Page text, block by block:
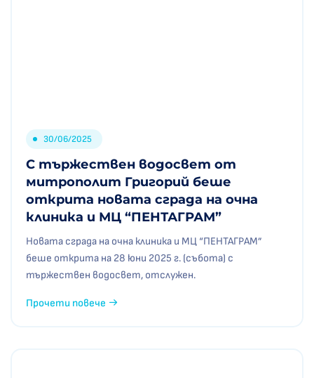
30/06/2025
С тържествен водосвет от
митрополит Григорий беше
открита новата сграда на очна
клиника и МЦ “ПЕНТАГРАМ”
Новата сграда на очна клиника и МЦ “ПЕНТАГРАМ”
беше открита на 28 юни 2025 г. (събота) с
тържествен водосвет, отслужен.
Прочети повече